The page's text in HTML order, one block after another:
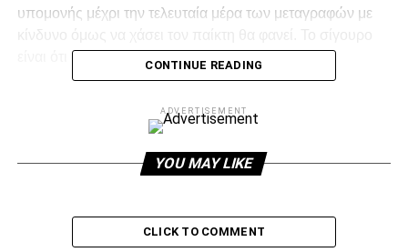
υπομονής μέχρι την τελευταία μέρα των μεταγραφών με
είναι ότι ο Ινσαουράλδε ψηφίζει ΠΑΟΚ.
ADVERTISEMENT
Facebook
Twitter
EmailPinterest
WhatsApp
LinkedIn
Telegram
CONTINUE READING
ADVERTISEMENT
YOU MAY LIKE
CLICK TO COMMENT